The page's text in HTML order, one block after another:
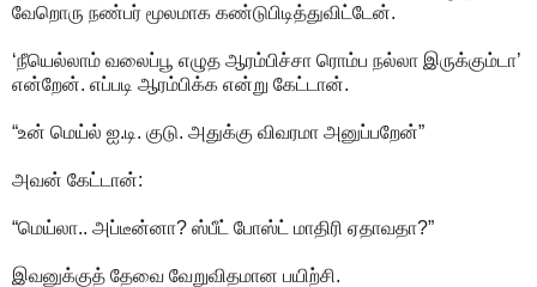
வேறொரு நண்பர் மூலமாக கண்டுபிடித்துவிட்டேன்.
‘நீயெல்லாம் வலைப்பூ எழுத ஆரம்பிச்சா ரொம்ப நல்லா இருக்கும்டா’
என்றேன். எப்படி ஆரம்பிக்க என்று கேட்டான்.
“உன் மெய்ல் ஐ.டி. குடு. அதுக்கு விவரமா அனுப்பறேன்”
அவன் கேட்டான்:
“மெய்லா.. அப்டீன்னா? ஸ்பீட் போஸ்ட் மாதிரி ஏதாவதா?”
இவனுக்குத் தேவை வேறுவிதமான பயிற்சி.